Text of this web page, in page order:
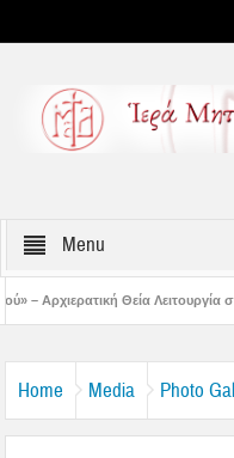
Menu
στα Καλά Νερά
Home Media Photo